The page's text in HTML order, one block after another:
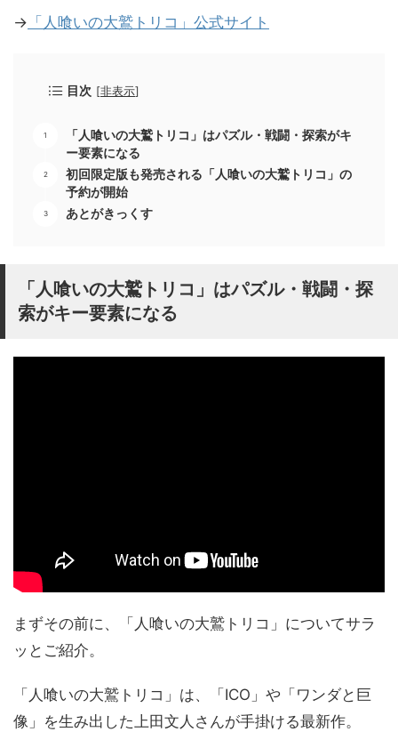
→ 「人喰いの大鷲トリコ」公式サイト
目次 [非表示]
「人喰いの大鷲トリコ」はパズル・戦闘・探索がキ
ー要素になる
初回限定版も発売される「人喰いの大鷲トリコ」の
予約が開始
あとがきっくす
「人喰いの大鷲トリコ」はパズル・戦闘・探
索がキー要素になる
まずその前に、「人喰いの大鷲トリコ」についてサラ
ッとご紹介。
「人喰いの大鷲トリコ」は、「ICO」や「ワンダと巨
像」を生み出した上田文人さんが手掛ける最新作。